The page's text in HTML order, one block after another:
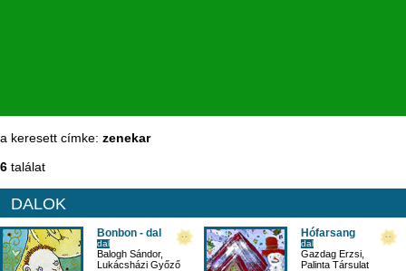
a keresett címke: zenekar
6 találat
DALOK
Bonbon - dal
dal
Balogh Sándor,
Lukácsházi Győző
Hófarsang
dal
Gazdag Erzsi
Palinta Társulat